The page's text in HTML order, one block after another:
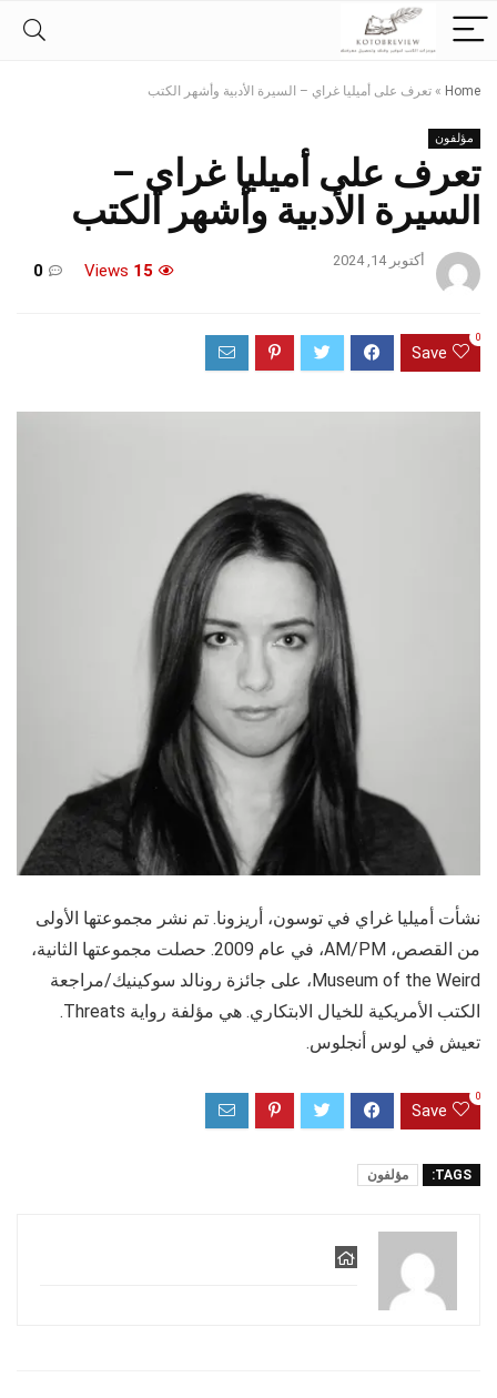
Home
» تعرف على أميليا غراي – السيرة الأدبية وأشهر الكتب
مؤلفون
تعرف على أميليا غراي –
السيرة الأدبية وأشهر الكتب
أكتوبر 14, 2024
15
0
Save
0
نشأت أميليا غراي في توسون، أريزونا. تم نشر مجموعتها الأولى
من القصص، AM/PM، في عام 2009. حصلت مجموعتها الثانية،
Museum of the Weird، على جائزة رونالد سوكينيك/مراجعة
الكتب الأمريكية للخيال الابتكاري. هي مؤلفة رواية Threats.
تعيش في لوس أنجلوس.
Save
0
TAGS: مؤلفون